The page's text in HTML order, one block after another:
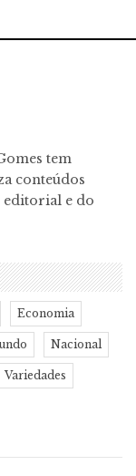
tem
conteúdos
editorial e do
Economia
Nacional
Variedades